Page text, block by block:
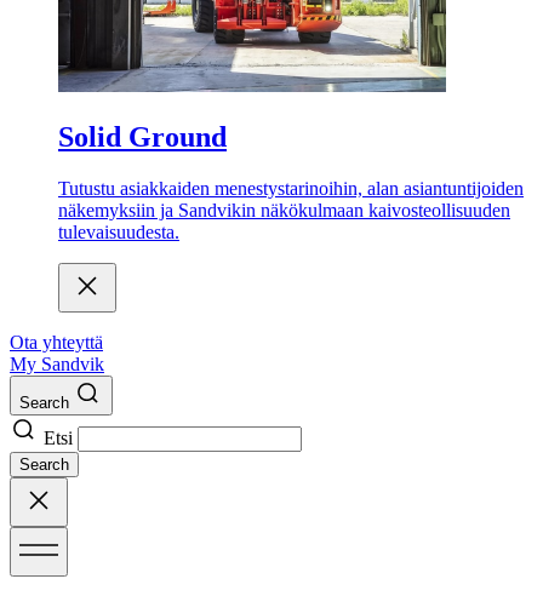
Solid Ground
Tutustu asiakkaiden menestystarinoihin, alan asiantuntijoiden
näkemyksiin ja Sandvikin näkökulmaan kaivosteollisuuden
tulevaisuudesta.
Ota yhteyttä
My Sandvik
Search
Etsi
Search